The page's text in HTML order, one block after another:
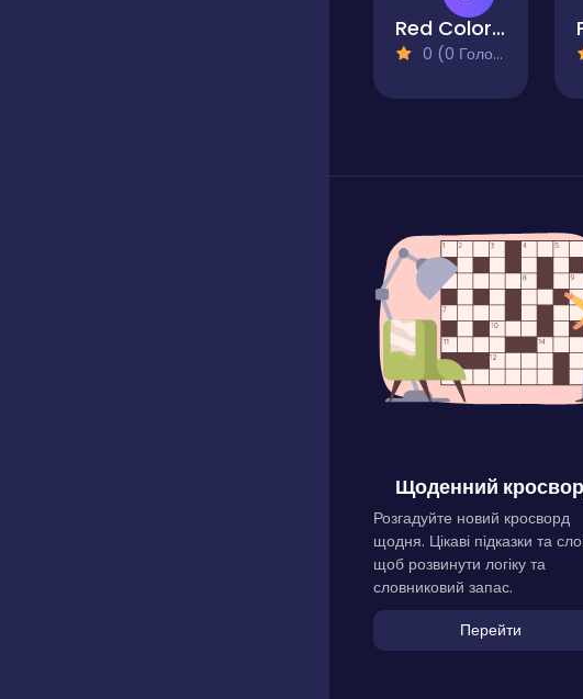
Red Coloring Book
0 (0 Голосів)
Щоденний
Розгадуйте новий кросворд
щодня. Цікаві підказки та
щоб розвинути логіку та
словниковий запас.
Перейти